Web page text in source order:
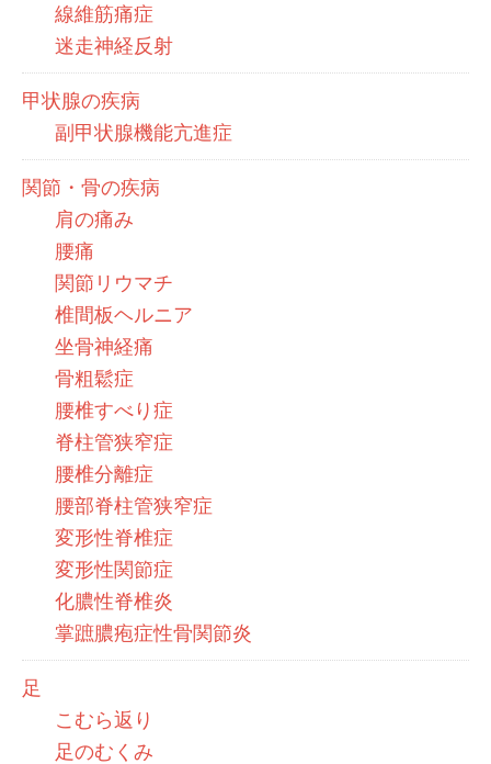
線維筋痛症
迷走神経反射
甲状腺の疾病
副甲状腺機能亢進症
関節・骨の疾病
肩の痛み
腰痛
関節リウマチ
椎間板ヘルニア
坐骨神経痛
骨粗鬆症
腰椎すべり症
脊柱管狭窄症
腰椎分離症
腰部脊柱管狭窄症
変形性脊椎症
変形性関節症
化膿性脊椎炎
掌蹠膿疱症性骨関節炎
足
こむら返り
足のむくみ